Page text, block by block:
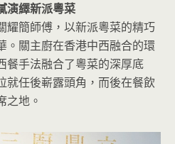
演繹新派粵菜
耀簡師傅，以新派粵菜的精巧
。關主廚在香港中西融合的環
餐手法融合了粵菜的深厚底
就任後嶄露頭角，而後在餐飲
之地。